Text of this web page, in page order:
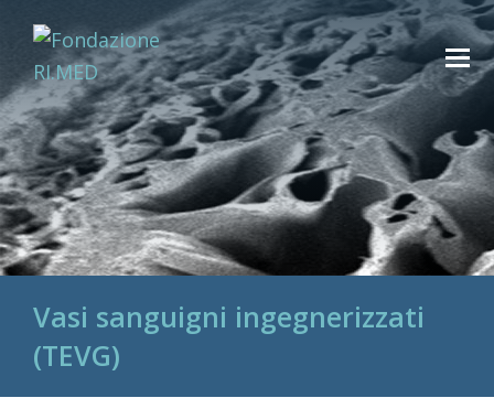
Vasi sanguigni ingegnerizzati
(TEVG)